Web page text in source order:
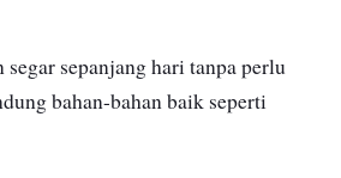
sepanjang hari tanpa perlu
bahan-bahan baik seperti